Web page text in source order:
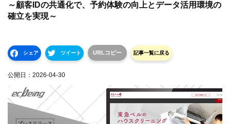
～顧客IDの共通化で、予約体験の向上とデータ活用環境の
確立を実現～
シェア ツイート URLコピー 記事一覧に戻る
公開日： 2026-04-30